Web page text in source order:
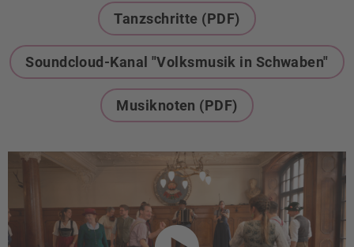
Tanzschritte (PDF)
Soundcloud-Kanal "Volksmusik in Schwaben"
Musiknoten (PDF)